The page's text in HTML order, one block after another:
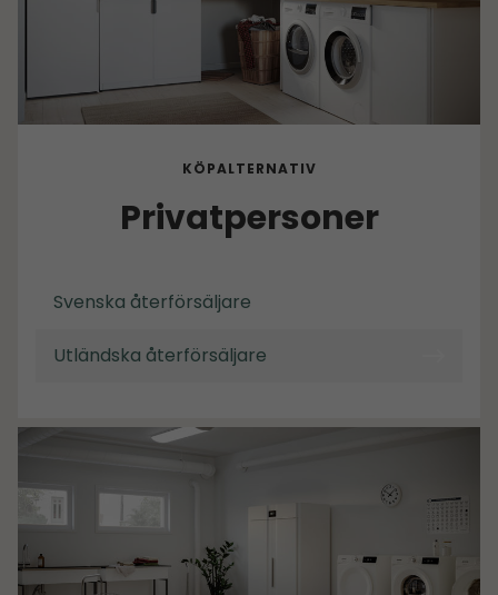
KÖPALTERNATIV
Privatpersoner
Svenska återförsäljare
Utländska återförsäljare